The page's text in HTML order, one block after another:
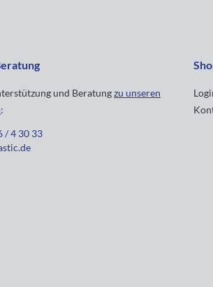
und Beratungzu unseren
:
/ 4 30 33